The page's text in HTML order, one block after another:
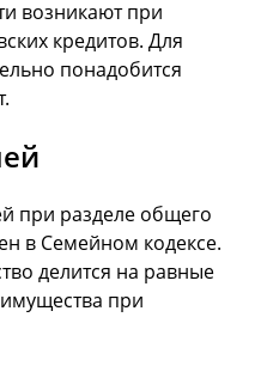
возникают при
кредитов. Для
понадобится
при разделе общего
в Семейном кодексе.
делится на равные
при